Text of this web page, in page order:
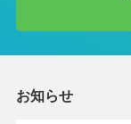
お知らせ